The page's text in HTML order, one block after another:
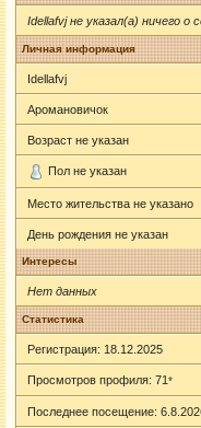
Idellafvj не указал(а) ничего о
Личная информация
Idellafvj
Аромановичок
Возраст не указан
Пол не указан
Место жительства не указано
День рождения не указан
Интересы
Нет данных
Статистика
Регистрация: 18.12.2025
Просмотров профиля: 71*
Последнее посещение: